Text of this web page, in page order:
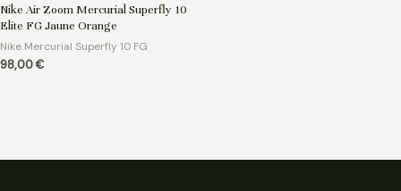
Note
sur
Nike Air Zoom Mercurial Superfly 10
Elite FG Jaune Orange
Nike Mercurial Superfly 10 FG
98,00€